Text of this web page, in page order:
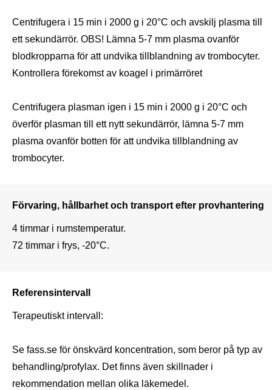
Centrifugera i 15 min i 2000 g i 20°C och avskilj plasma till
ett sekundärrör. OBS! Lämna 5-7 mm plasma ovanför
blodkropparna för att undvika tillblandning av trombocyter.
Kontrollera förekomst av koagel i primärröret
Centrifugera plasman igen i 15 min i 2000 g i 20°C och
överför plasman till ett nytt sekundärrör, lämna 5-7 mm
plasma ovanför botten för att undvika tillblandning av
trombocyter.
Förvaring, hållbarhet och transport efter provhantering
4 timmar i rumstemperatur.
72 timmar i frys, -20°C.
Referensintervall
Terapeutiskt intervall:
Se fass.se för önskvärd koncentration, som beror på typ av
behandling/profylax. Det finns även skillnader i
rekommendation mellan olika läkemedel.